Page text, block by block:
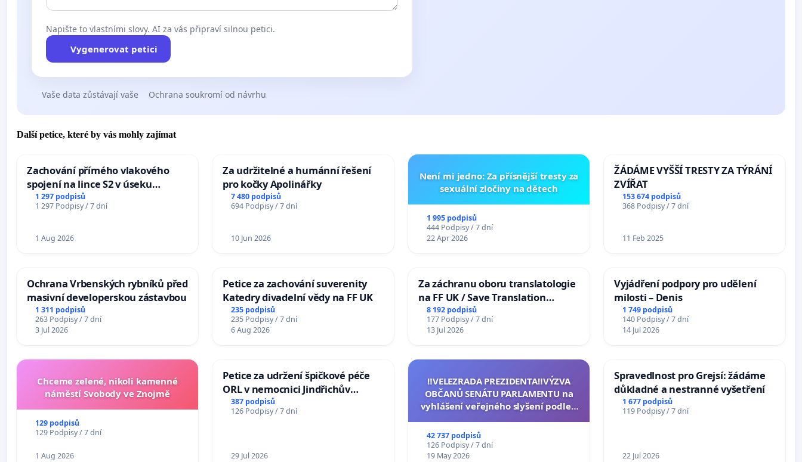
Napište to vlastními slovy. AI za vás připraví silnou petici.
Vygenerovat petici
Vaše data zůstávají vaše Ochrana soukromí od návrhu
Další petice, které by vás mohly zajímat
Zachování přímého vlakového
spojení na lince S2 v úseku
Ostrava – Bohumín – Karviná –
Mosty u Jablunkova
1 297 podpisů
1 297 Podpisy / 7 dní
1 Aug 2026
Za udržitelné a humánní řešení
pro kočky Apolinářky
7 480 podpisů
694 Podpisy / 7 dní
10 Jun 2026
Není mi jedno: Za přísnější tresty za
sexuální zločiny na dětech
1 995 podpisů
444 Podpisy / 7 dní
22 Apr 2026
ŽÁDÁME VYŠŠÍ TRESTY ZA TÝRÁNÍ
ZVÍŘAT
153 674 podpisů
368 Podpisy / 7 dní
11 Feb 2025
Ochrana Vrbenských rybníků před
masivní developerskou zástavbou
1 311 podpisů
263 Podpisy / 7 dní
3 Jul 2026
Petice za zachování suverenity
Katedry divadelní vědy na FF UK
235 podpisů
235 Podpisy / 7 dní
6 Aug 2026
Za záchranu oboru translatologie
na FF UK / Save Translation
Studies at the Faculty of Arts,
Charles University
8 192 podpisů
177 Podpisy / 7 dní
13 Jul 2026
Vyjádření podpory pro udělení
milosti – Denis
1 749 podpisů
140 Podpisy / 7 dní
14 Jul 2026
Chceme zelené, nikoli kamenné
náměstí Svobody ve Znojmě
129 podpisů
129 Podpisy / 7 dní
1 Aug 2026
Petice za udržení špičkové péče
ORL v nemocnici Jindřichův
Hradec
387 podpisů
126 Podpisy / 7 dní
29 Jul 2026
‼️VELEZRADA PREZIDENTA‼️VÝZVA
OBČANŮ SENÁTU PARLAMENTU na
vyhlášení veřejného slyšení podle §
na přijetí usnesení k podání ústavní
žaloby na prezidenta republiky
42 737 podpisů
126 Podpisy / 7 dní
19 May 2026
Spravedlnost pro Grejsí: žádáme
důkladné a nestranné vyšetření
1 677 podpisů
119 Podpisy / 7 dní
22 Jul 2026